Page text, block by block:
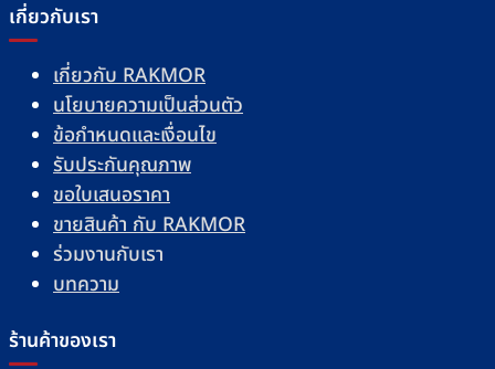
เกี่ยวกับเรา
เกี่ยวกับ RAKMOR
นโยบายความเป็นส่วนตัว
ข้อกำหนดและเงื่อนไข
รับประกันคุณภาพ
ขอใบเสนอราคา
ขายสินค้า กับ RAKMOR
ร่วมงานกับเรา
บทความ
ร้านค้าของเรา